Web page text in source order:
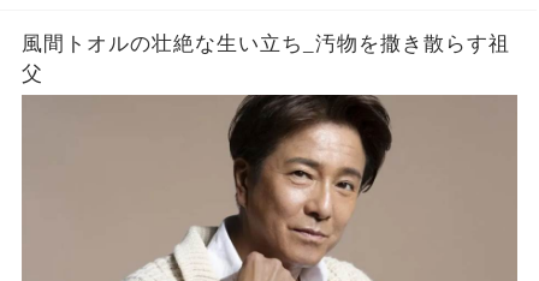
風間トオルの壮絶な生い立ち_汚物を撒き散らす祖
父